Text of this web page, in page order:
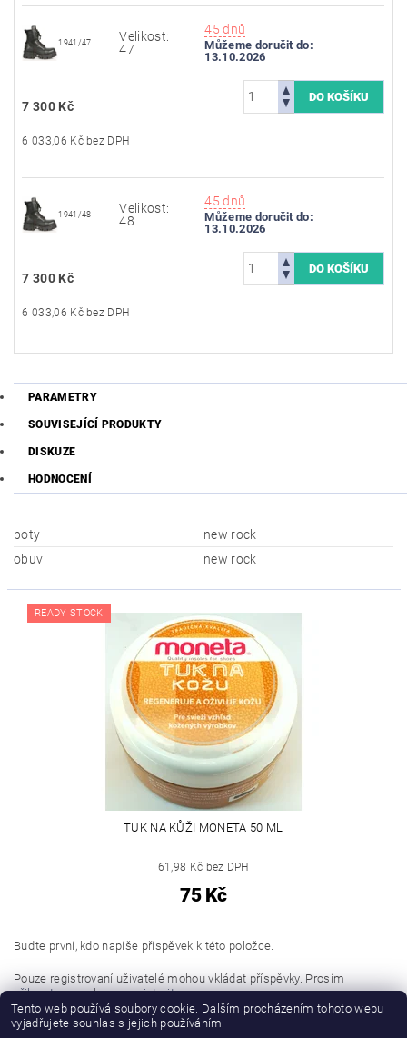
1941/47
Velikost:
47
45 dnů
Můžeme doručit do:
13.10.2026
7 300 Kč
6 033,06 Kč bez DPH
1941/48
Velikost:
48
45 dnů
Můžeme doručit do:
13.10.2026
7 300 Kč
6 033,06 Kč bez DPH
PARAMETRY
SOUVISEJÍCÍ PRODUKTY
DISKUZE
HODNOCENÍ
boty
new rock
obuv
new rock
READY STOCK
TUK NA KŮŽI MONETA 50 ML
61,98 Kč bez DPH
75 Kč
Buďte první, kdo napíše příspěvek k této položce.
Pouze registrovaní uživatelé mohou vkládat příspěvky. Prosím
přihlaste senebo seregistrujte.
Buďte první, kdo napíše příspěvek k této položce.
Tento web používá soubory cookie. Dalším procházením tohoto webu
vyjadřujete souhlas s jejich používáním.